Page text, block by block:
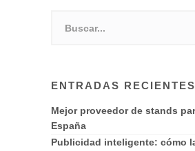
ENTRADAS RECIENTES
Mejor proveedor de stands
España
Publicidad inteligente: cómo